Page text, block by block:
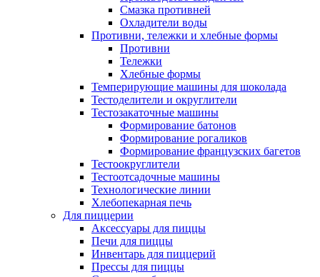
Смазка противней
Охладители воды
Противни, тележки и хлебные формы
Противни
Тележки
Хлебные формы
Темперирующие машины для шоколада
Тестоделители и округлители
Тестозакаточные машины
Формирование батонов
Формирование рогаликов
Формирование французских багетов
Тестоокруглители
Тестоотсадочные машины
Технологические линии
Хлебопекарная печь
Для пиццерии
Аксессуары для пиццы
Печи для пиццы
Инвентарь для пиццерий
Прессы для пиццы